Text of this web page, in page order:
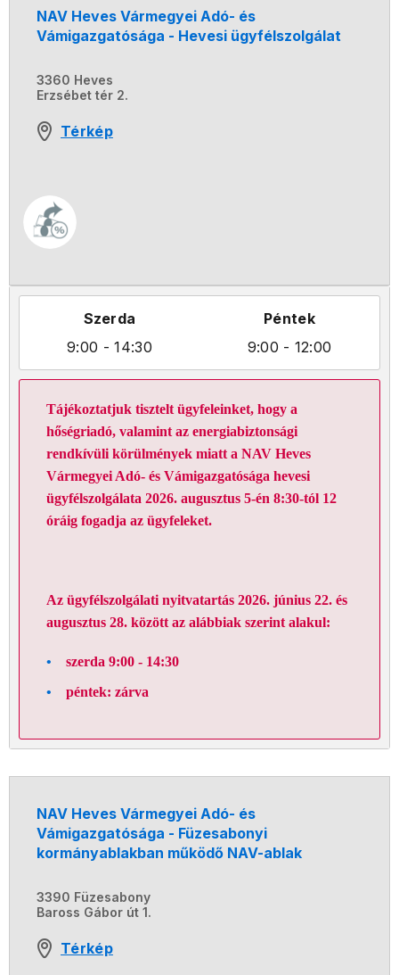
NAV Heves Vármegyei Adó- és
Vámigazgatósága - Hevesi ügyfélszolgálat
3360 Heves
Erzsébet tér 2.
Térkép
Szerda
9:00 - 14:30
Péntek
9:00 - 12:00
Tájékoztatjuk tisztelt ügyfeleinket, hogy a
hőségriadó, valamint az energiabiztonsági
rendkívüli körülmények miatt a NAV Heves
Vármegyei Adó- és Vámigazgatósága hevesi
ügyfélszolgálata 2026. augusztus 5-én 8:30-tól 12
óráig fogadja az ügyfeleket.
Az ügyfélszolgálati nyitvatartás 2026. június 22. és
augusztus 28. között az alábbiak szerint alakul:
szerda 9:00 - 14:30
péntek: zárva
NAV Heves Vármegyei Adó- és
Vámigazgatósága - Füzesabonyi
kormányablakban működő NAV-ablak
3390 Füzesabony
Baross Gábor út 1.
Térkép